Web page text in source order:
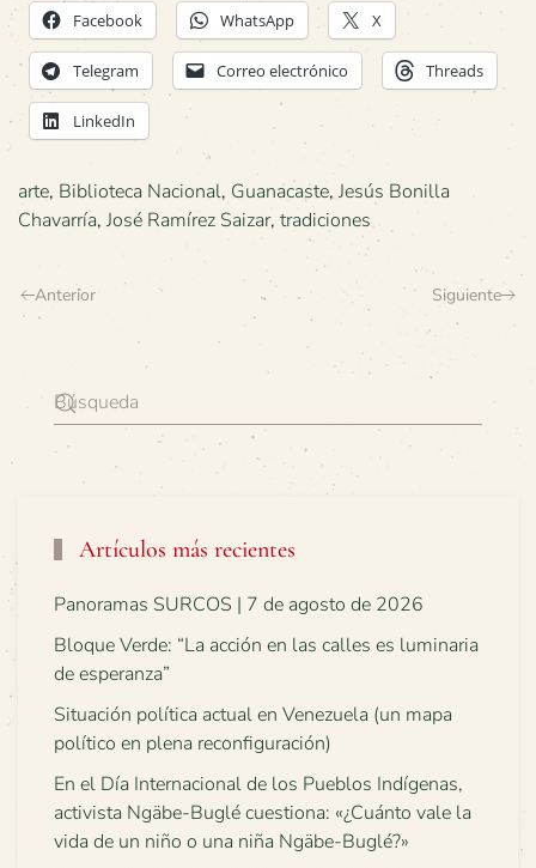
Facebook WhatsApp X
Telegram Correo electrónico Threads
LinkedIn
arte, Biblioteca Nacional, Guanacaste, Jesús Bonilla
Chavarría, José Ramírez Saizar, tradiciones
Anterior Siguiente
Artículos más recientes
Panoramas SURCOS | 7 de agosto de 2026
Bloque Verde: “La acción en las calles es luminaria
de esperanza”
Situación política actual en Venezuela (un mapa
político en plena reconfiguración)
En el Día Internacional de los Pueblos Indígenas,
activista Ngäbe-Buglé cuestiona: «¿Cuánto vale la
vida de un niño o una niña Ngäbe-Buglé?»